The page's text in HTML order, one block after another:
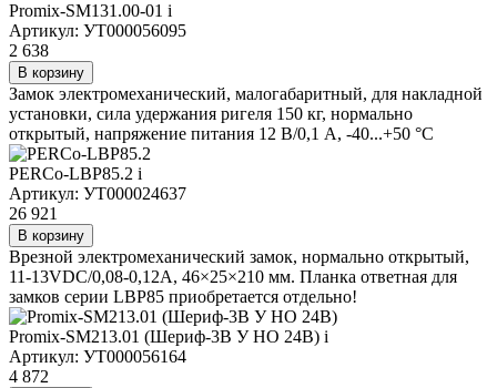
Promix-SM131.00-01 i
Артикул: УТ000056095
2 638
В корзину
Замок электромеханический, малогабаритный, для накладной
установки, сила удержания ригеля 150 кг, нормально
открытый, напряжение питания 12 В/0,1 А, -40...+50 °С
PERCo-LBP85.2 i
Артикул: УТ000024637
26 921
В корзину
Врезной электромеханический замок, нормально открытый,
11-13VDC/0,08-0,12А, 46×25×210 мм. Планка ответная для
замков серии LBP85 приобретается отдельно!
Promix-SM213.01 (Шериф-3В У НО 24В) i
Артикул: УТ000056164
4 872